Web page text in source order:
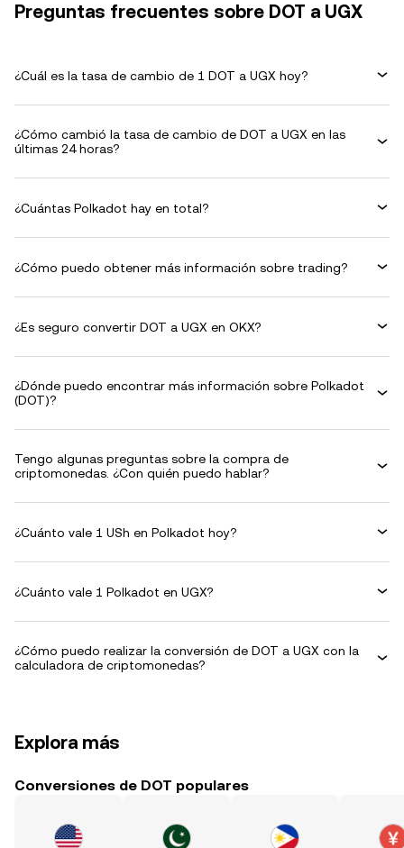
Preguntas frecuentes sobre DOT a UGX
¿Cuál es la tasa de cambio de 1 DOT a UGX hoy?
¿Cómo cambió la tasa de cambio de DOT a UGX en las
últimas 24 horas?
¿Cuántas Polkadot hay en total?
¿Cómo puedo obtener más información sobre trading?
¿Es seguro convertir DOT a UGX en OKX?
¿Dónde puedo encontrar más información sobre Polkadot
(DOT)?
Tengo algunas preguntas sobre la compra de
criptomonedas. ¿Con quién puedo hablar?
¿Cuánto vale 1 USh en Polkadot hoy?
¿Cuánto vale 1 Polkadot en UGX?
¿Cómo puedo realizar la conversión de DOT a UGX con la
calculadora de criptomonedas?
Explora más
Conversiones de DOT populares